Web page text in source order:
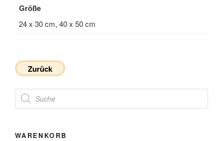
Größe
24 x 30 cm, 40 x 50 cm
Zurück
Products
search
WARENKORB